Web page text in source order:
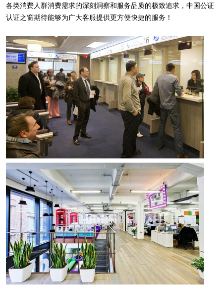
各类消费人群消费需求的深刻洞察和服务品质的极致追求，中国公证
认证之窗期待能够为广大客服提供更方便快捷的服务！